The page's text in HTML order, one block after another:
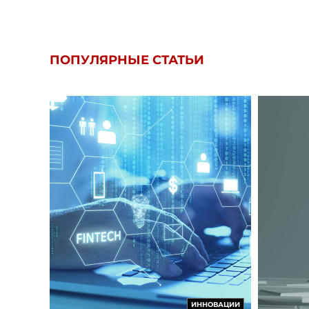
ПОПУЛЯРНЫЕ СТАТЬИ
ИННОВАЦИИ